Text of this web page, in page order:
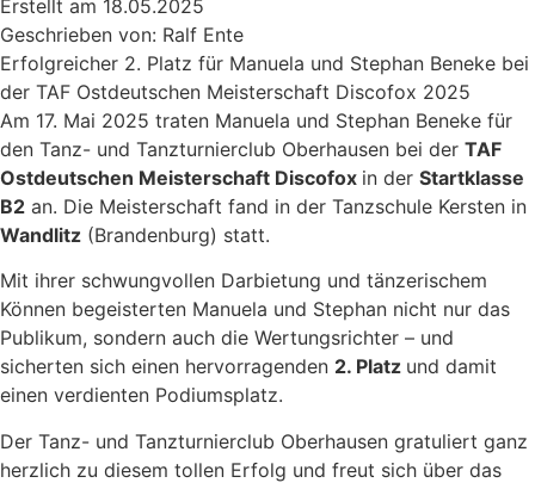
Erstellt am 18.05.2025
Geschrieben von: Ralf Ente
Erfolgreicher 2. Platz für Manuela und Stephan Beneke bei
der TAF Ostdeutschen Meisterschaft Discofox 2025
Am 17. Mai 2025 traten Manuela und Stephan Beneke für
den Tanz- und Tanzturnierclub Oberhausen bei der TAF
Ostdeutschen Meisterschaft Discofox in der Startklasse
B2 an. Die Meisterschaft fand in der Tanzschule Kersten in
Wandlitz (Brandenburg) statt.
Mit ihrer schwungvollen Darbietung und tänzerischem
Können begeisterten Manuela und Stephan nicht nur das
Publikum, sondern auch die Wertungsrichter – und
sicherten sich einen hervorragenden 2. Platz und damit
einen verdienten Podiumsplatz.
Der Tanz- und Tanzturnierclub Oberhausen gratuliert ganz
herzlich zu diesem tollen Erfolg und freut sich über das